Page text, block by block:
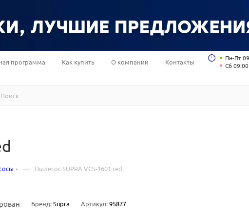
программа Как купить О компании Контакты
Пн-Пт
Сб
— Пылесос SUPRA VCS-1601 red
Бренд:Supra Артикул:95877